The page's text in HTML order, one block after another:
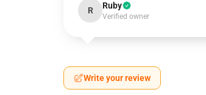
R Ruby
Verified owner
Write your review